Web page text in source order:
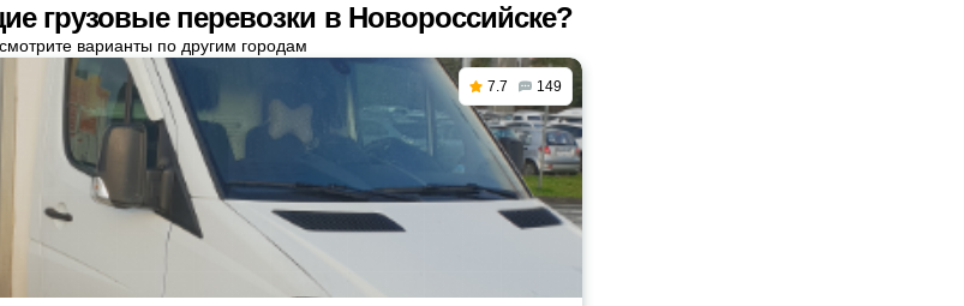
грузовые перевозки в Новороссийске?
варианты по другим городам
7.7 149